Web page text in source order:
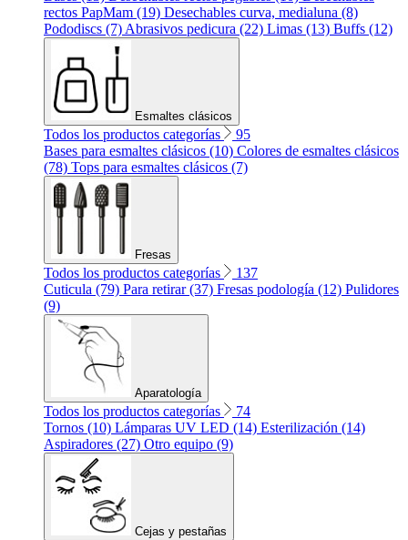
rectos PapMam (19) Desechables curva, medialuna (8)
Pododiscs (7) Abrasivos pedicura (22) Limas (13) Buffs (12)
Esmaltes clásicos
Todos los productos categorías
95
Bases para esmaltes clásicos (10) Colores de esmaltes clásicos
(78) Tops para esmaltes clásicos (7)
Fresas
Todos los productos categorías
137
Cuticula (79) Para retirar (37) Fresas podología (12) Pulidores
(9)
Aparatología
Todos los productos categorías
74
Tornos (10) Lámparas UV LED (14) Esterilización (14)
Aspiradores (27) Otro equipo (9)
Cejas y pestañas